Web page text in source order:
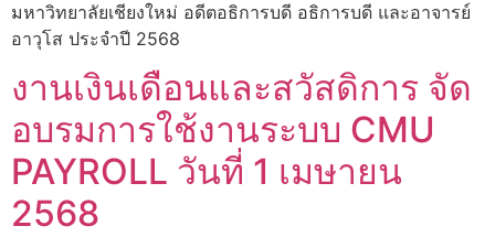
มหาวิทยาลัยเชียงใหม่ อดีตอธิการบดี อธิการบดี และอาจารย์
อาวุโส ประจำปี 2568
งานเงินเดือนและสวัสดิการ จัด
อบรมการใช้งานระบบ CMU
PAYROLL วันที่ 1 เมษายน
2568